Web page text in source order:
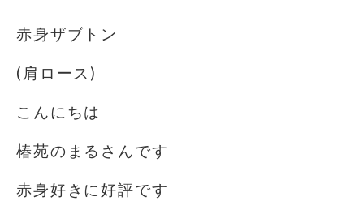
赤身ザブトン
(肩ロース)
こんにちは
椿苑のまるさんです
赤身好きに好評です